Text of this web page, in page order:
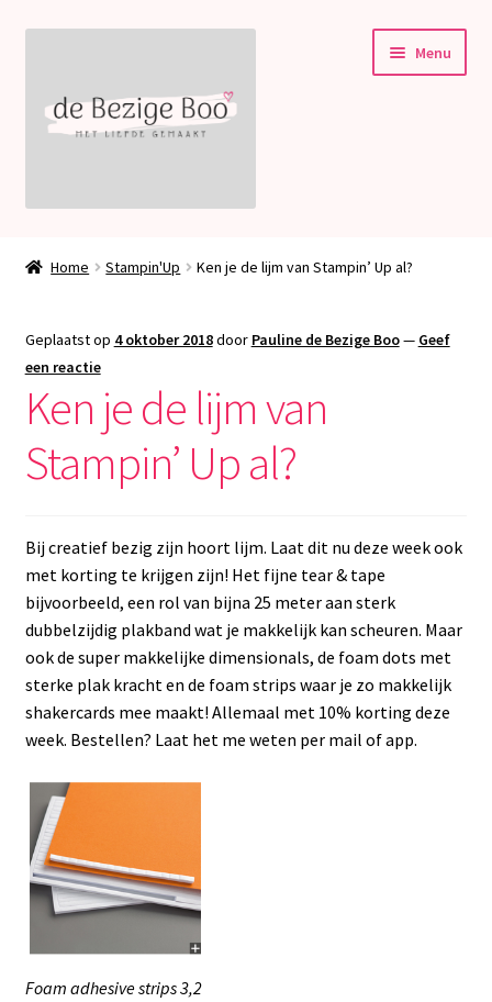
navigatie
inhoud
Menu
Blog
Contact
Home Stampin'Up Ken je de lijm van Stampin’ Up al?
Geplaatst op 4 oktober 2018door Pauline de Bezige Boo— Geef
een reactie
Ken je de lijm van
Stampin’ Up al?
Bij creatief bezig zijn hoort lijm. Laat dit nu deze week ook
met korting te krijgen zijn! Het fijne tear & tape
bijvoorbeeld, een rol van bijna 25 meter aan sterk
dubbelzijdig plakband wat je makkelijk kan scheuren. Maar
ook de super makkelijke dimensionals, de foam dots met
sterke plak kracht en de foam strips waar je zo makkelijk
shakercards mee maakt! Allemaal met 10% korting deze
week. Bestellen? Laat het me weten per mail of app.
Foam adhesive strips 3,2